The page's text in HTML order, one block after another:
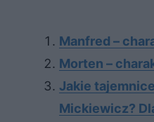
Manfred –
Morten –
Jakie
Mickiewicz?